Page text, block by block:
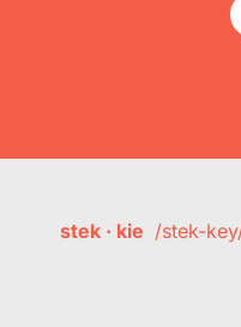
stek · kie /stek-